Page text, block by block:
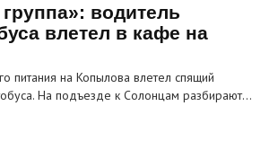
водитель
влетел в кафе на
питания на Копылова влетел спящий
На подъезде к Солонцам разбирают…